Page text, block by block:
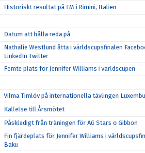
Historiskt resultat på EM i Rimini, Italien
Datum att hålla reda på
Nathalie Westlund åtta i världscupsfinalen
LinkedIn Twitter
Femte plats för Jennifer Williams i världscupen
Vilma Timlöv på internationella tävlingen
Kallelse till Årsmötet
Påskledigt från träningen för AG Stars o Gibbon
Fin fjärdeplats för Jennifer Williams i
Baku